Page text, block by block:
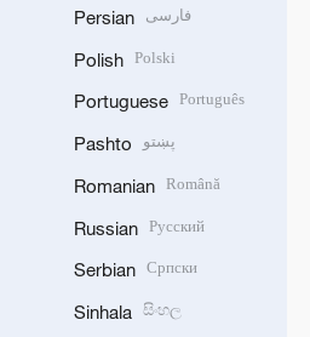
Persian فارسی
Polish Polski
Portuguese Português
Pashto پښتو
Romanian Română
Russian Русский
Serbian Српски
Sinhala සිංහල